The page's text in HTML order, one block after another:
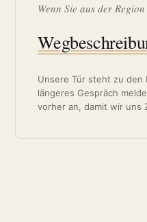
Wenn Sie aus der Region
Unsere Tür steht zu
längeres Gespräch
vorher an, damit wir uns